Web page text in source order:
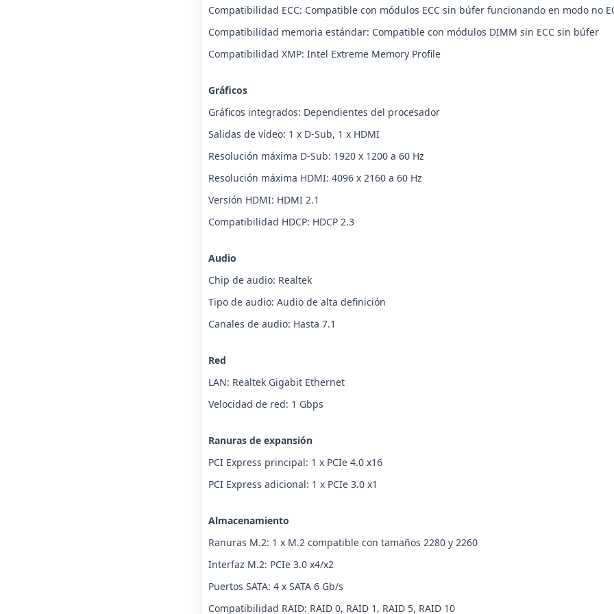
Compatibilidad ECC: Compatible con módulos ECC sin búfer funcionando en modo no
Compatibilidad memoria estándar: Compatible con módulos DIMM sin ECC sin búfer
Compatibilidad XMP: Intel Extreme Memory Profile
Gráficos
Gráficos integrados: Dependientes del procesador
Salidas de vídeo: 1 x D-Sub, 1 x HDMI
Resolución máxima D-Sub: 1920 x 1200 a 60 Hz
Resolución máxima HDMI: 4096 x 2160 a 60 Hz
Versión HDMI: HDMI 2.1
Compatibilidad HDCP: HDCP 2.3
Audio
Chip de audio: Realtek
Tipo de audio: Audio de alta definición
Canales de audio: Hasta 7.1
Red
LAN: Realtek Gigabit Ethernet
Velocidad de red: 1 Gbps
Ranuras de expansión
PCI Express principal: 1 x PCIe 4.0 x16
PCI Express adicional: 1 x PCIe 3.0 x1
Almacenamiento
Ranuras M.2: 1 x M.2 compatible con tamaños 2280 y 2260
Interfaz M.2: PCIe 3.0 x4/x2
Puertos SATA: 4 x SATA 6 Gb/s
Compatibilidad RAID: RAID 0, RAID 1, RAID 5, RAID 10